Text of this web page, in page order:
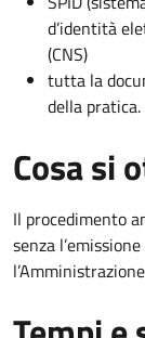
d’identità
(CNS)
tutta la
della pratica.
Cosa si
Il procedimento
senza